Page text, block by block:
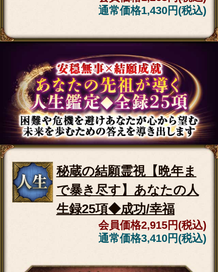
全く進展しない恋『もう諦
視◆相手の恋真意
会員価格1,265円(税込)
通常価格1,430円(税込)
恋運命見極め『私は異性と
してアリorナシ？』あの人
の思惑＆決断霊視
会員価格880円(税込)
通常価格990円(税込)
▲カテゴリーTOPへ
独身脱却/縁切り不能【あな
たの婚姻霊視22項】伴侶/入
籍◆強制縁結び
通常価格2,750円(税込)